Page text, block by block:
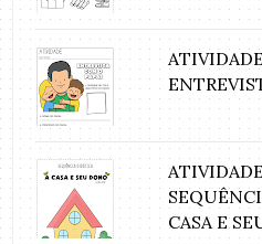
CASA E